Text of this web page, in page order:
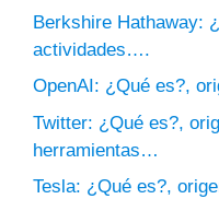
Berkshire Hathaway:
actividades….
OpenAI: ¿Qué es?,
Twitter: ¿Qué es?,
herramientas…
Tesla: ¿Qué es?,